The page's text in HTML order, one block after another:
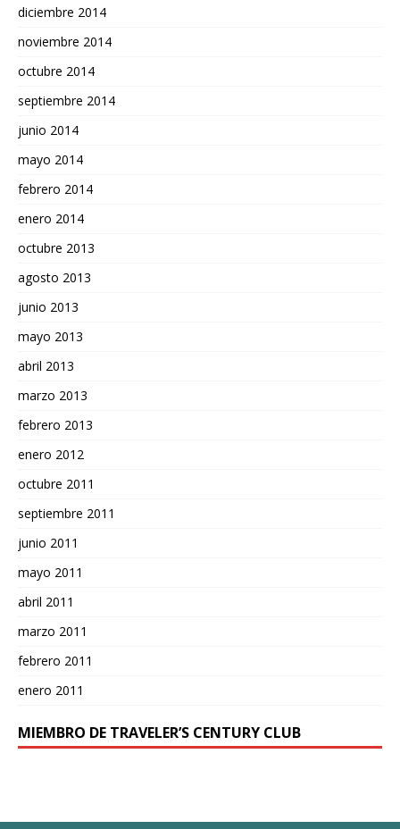
diciembre 2014
noviembre 2014
octubre 2014
septiembre 2014
junio 2014
mayo 2014
febrero 2014
enero 2014
octubre 2013
agosto 2013
junio 2013
mayo 2013
abril 2013
marzo 2013
febrero 2013
enero 2012
octubre 2011
septiembre 2011
junio 2011
mayo 2011
abril 2011
marzo 2011
febrero 2011
enero 2011
MIEMBRO DE TRAVELER’S CENTURY CLUB